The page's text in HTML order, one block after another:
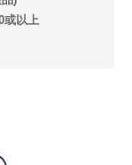
或以上